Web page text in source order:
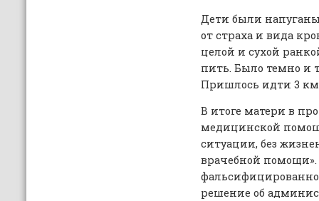
Дети были
от страха и вида
целой и сухой
пить. Было темно и
Пришлось идти 3
В итоге матери в
медицинской
ситуации, без
врачебной
решение об